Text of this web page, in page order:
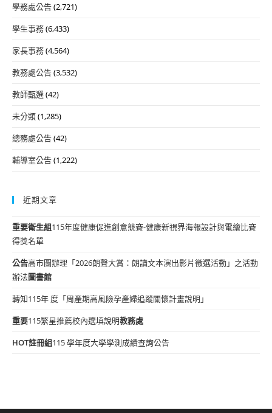
學務處公告(2,721)
學生事務(6,433)
家長事務(4,564)
教務處公告(3,532)
教師甄選(42)
未分類(1,285)
總務處公告(42)
輔導室公告(1,222)
近期文章
重要衛生組115年度健康促進創意競賽-健康新視界海報設計與電繪比賽
得獎名單
公告高市圖辦理「2026朗聲大賞：朗讀文本演出影片徵選活動」之活動
辦法圖書館
轉知115年 度「周產期高風險孕產婦追蹤關懷計畫說明」
重要115繁星推薦校內選填說明教務處
HOT註冊組115 學年度大學學測成績查詢公告